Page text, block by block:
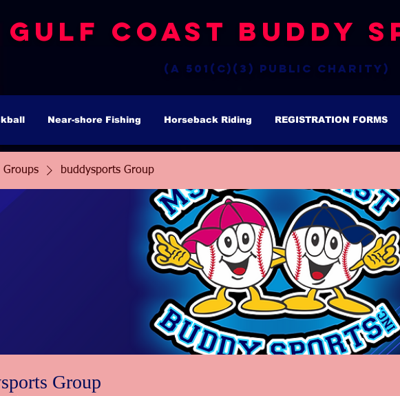
Gulf Coast Buddy
(a 501(c)(3) public charity)
Near-shore Fishing Horseback Riding REGISTRATION FORMS
Groups buddysports Group
Group